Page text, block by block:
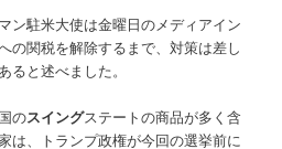
ン駐米大使は金曜日のメディアイン
の関税を解除するまで、対策は差し
ると述べました。
のスイングステートの商品が多く含
は、トランプ政権が今回の選挙前に